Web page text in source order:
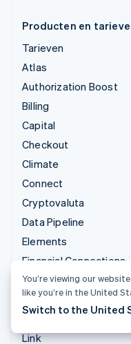
Producten en
Tarieven
Atlas
Authorization Boost
Billing
Capital
Checkout
Climate
Connect
Cryptovaluta
Data Pipeline
Elements
Financial Connections
Identity
Invoicing
Issuing
Link
You’re viewing our
like you’re in the United
Switch to the United